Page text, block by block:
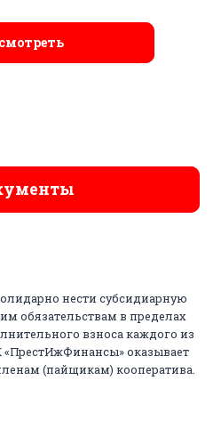
нести субсидиарную
обязательствам в пределах
взноса каждого из
оказывает
(пайщикам) кооператива.